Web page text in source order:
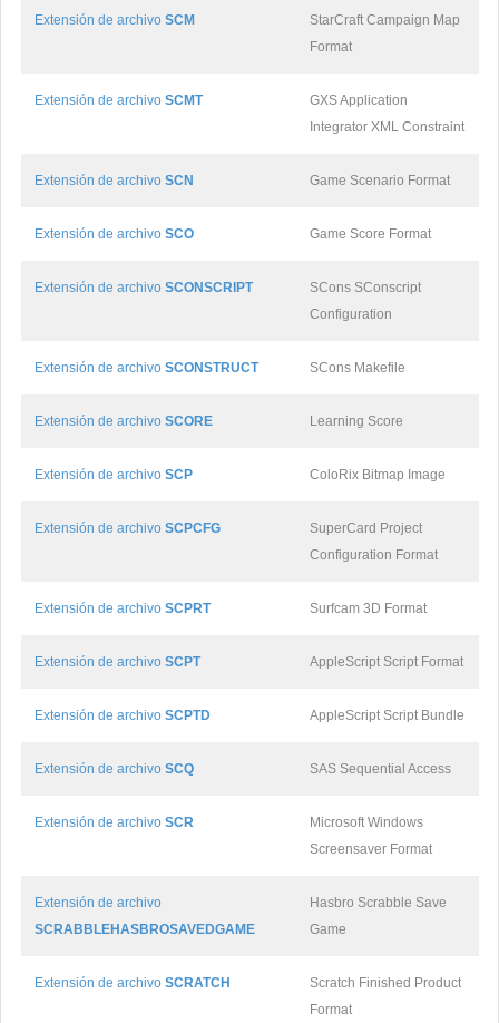
Extensión de archivo SCM
StarCraft Campaign Map
Format
Extensión de archivo SCMT
GXS Application
Integrator XML Constraint
Extensión de archivo SCN Game Scenario Format
Extensión de archivo SCO Game Score Format
Extensión de archivo SCONSCRIPT
SCons SConscript
Configuration
Extensión de archivo SCONSTRUCT SCons Makefile
Extensión de archivo SCORE Learning Score
Extensión de archivo SCP ColoRix Bitmap Image
Extensión de archivo SCPCFG
SuperCard Project
Configuration Format
Extensión de archivo SCPRT Surfcam 3D Format
Extensión de archivo SCPT AppleScript Script Format
Extensión de archivo SCPTD AppleScript Script Bundle
Extensión de archivo SCQ SAS Sequential Access
Extensión de archivo SCR
Microsoft Windows
Screensaver Format
Extensión de archivo
SCRABBLEHASBROSAVEDGAME
Hasbro Scrabble Save
Game
Extensión de archivo SCRATCH
Scratch Finished Product
Format